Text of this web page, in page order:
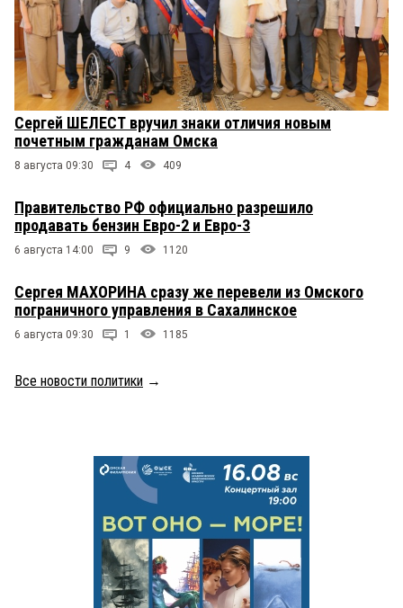
Сергей ШЕЛЕСТ вручил знаки отличия новым
почетным гражданам Омска
8 августа 09:30 4 409
Правительство РФ официально разрешило
продавать бензин Евро-2 и Евро-3
6 августа 14:00 9 1120
Сергея МАХОРИНА сразу же перевели из Омского
пограничного управления в Сахалинское
6 августа 09:30 1 1185
Все новости политики →